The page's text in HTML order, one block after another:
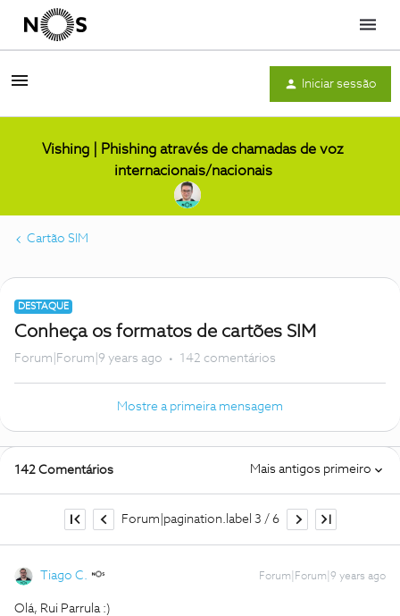
Menu
Iniciar sessão
Vishing | Phishing através de chamadas de voz
internacionais/nacionais
Cartão SIM
DESTAQUE
Conheça os formatos de cartões SIM
Forum|Forum|9 years ago 142 comentários
Mostre a primeira mensagem
142 Comentários Mais antigos primeiro
Forum|pagination.label 3 / 6
Tiago C. Forum|Forum|9 years ago
Olá, Rui Parrula :)